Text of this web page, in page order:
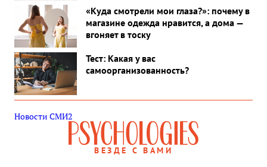
«Куда смотрели мои глаза?»: почему в
магазине одежда нравится, а дома —
вгоняет в тоску
Тест: Какая у вас
самоорганизованность?
Новости СМИ2
ВЕЗДЕ С ВАМИ